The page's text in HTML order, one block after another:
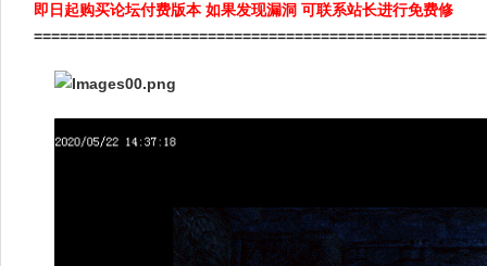
即日起购买论坛付费版本 如果发现漏洞 可联系站长进行免费修